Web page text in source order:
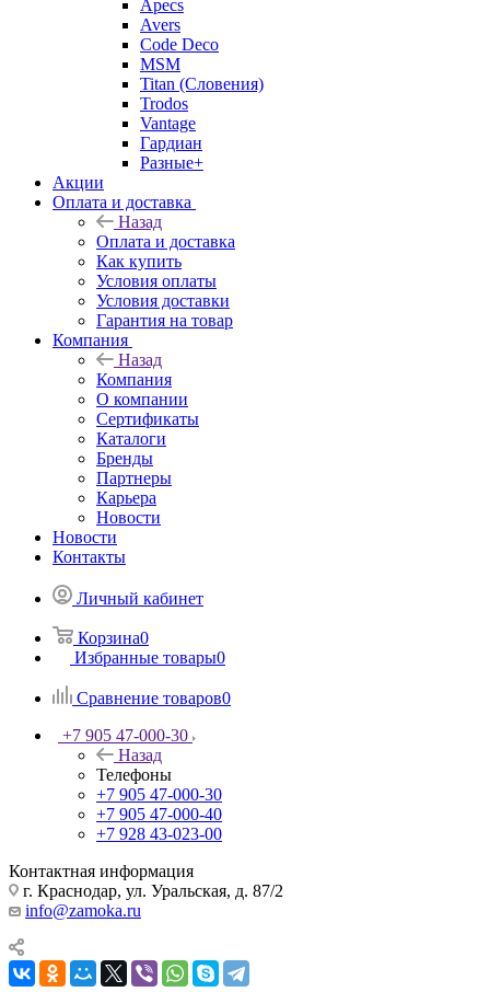
Apecs
Avers
Code Deco
MSM
Titan (Словения)
Trodos
Vantage
Гардиан
Разные+
Акции
Оплата и доставка
Назад
Оплата и доставка
Как купить
Условия оплаты
Условия доставки
Гарантия на товар
Компания
Назад
Компания
О компании
Сертификаты
Каталоги
Бренды
Партнеры
Карьера
Новости
Новости
Контакты
Личный кабинет
Корзина0
Избранные товары0
Сравнение товаров0
+7 905 47-000-30
Назад
Телефоны
+7 905 47-000-30
+7 905 47-000-40
+7 928 43-023-00
Контактная информация
г. Краснодар, ул. Уральская, д. 87/2
info@zamoka.ru